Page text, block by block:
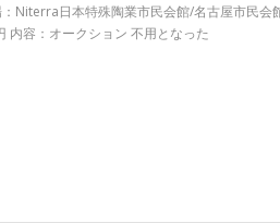
Niterra日本特殊陶業市民会館/名古屋市民会
内容：オークション 不用となった